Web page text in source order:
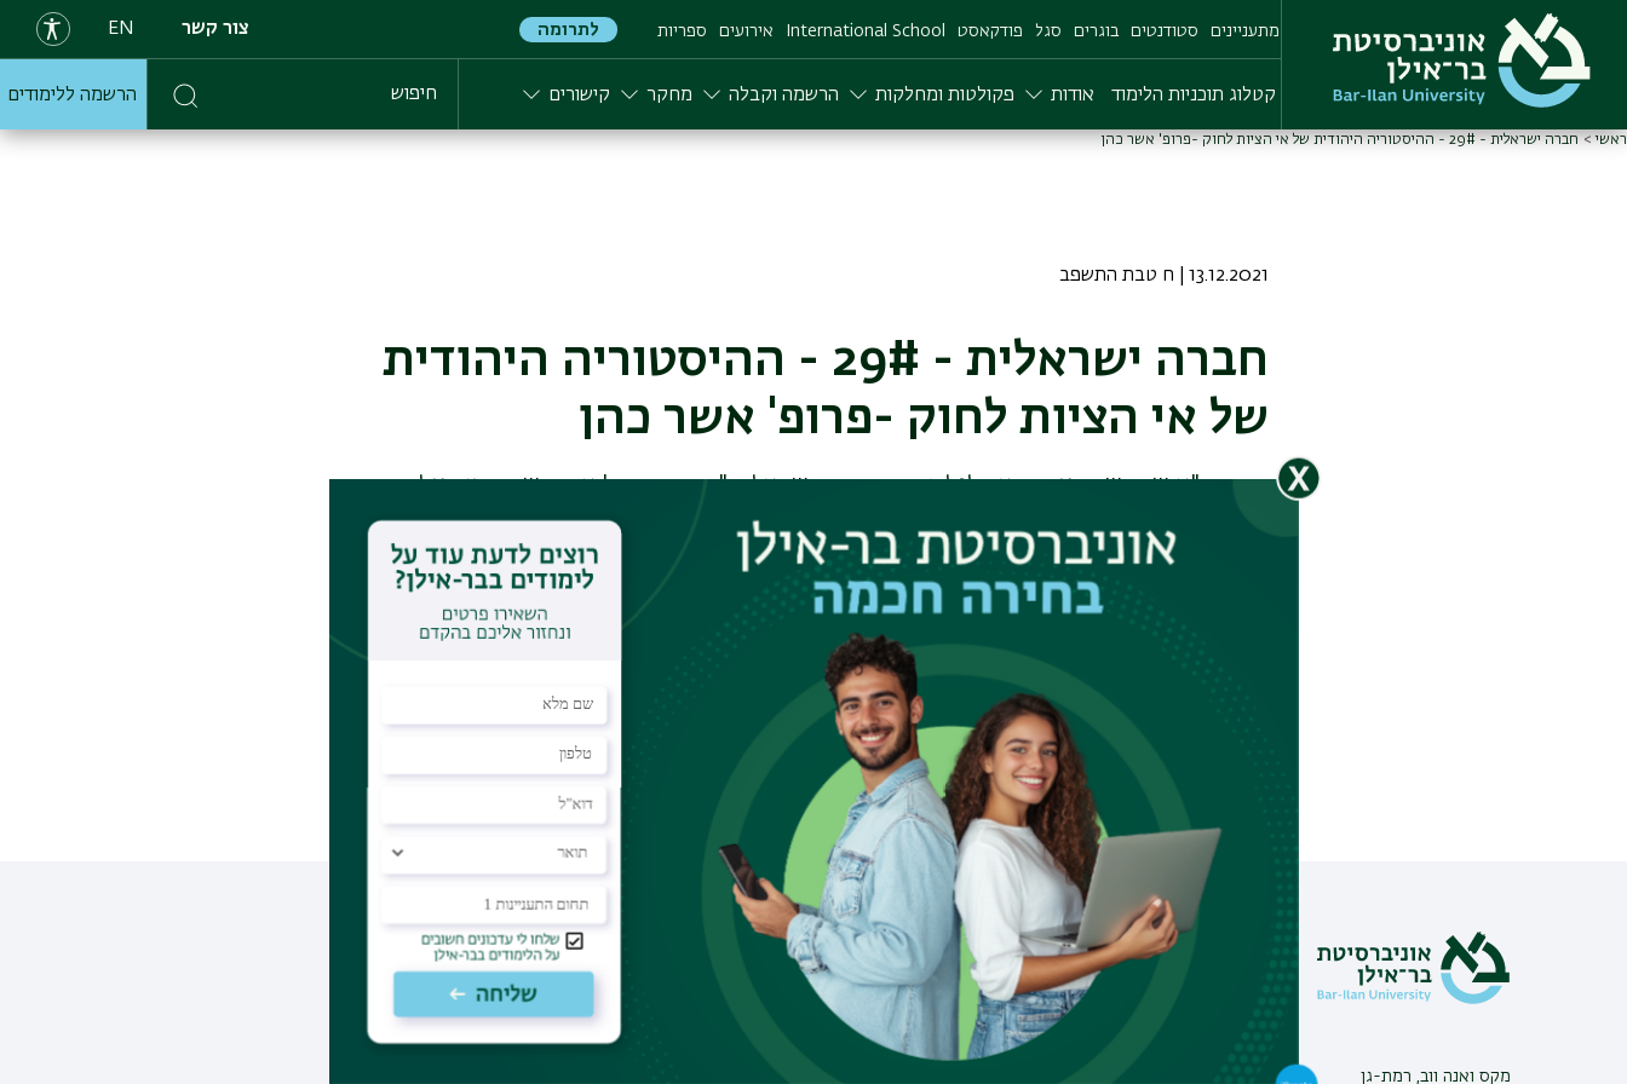
main
content
מתעניינים סטודנטים בוגרים סגל פודקאסט International School אירועים ספריות לתרומה צור קשר EN
קטלוג תוכניות הלימוד אודות פקולטות ומחלקות הרשמה וקבלה מחקר קישורים חיפוש הרשמה ללימודים
ראשי חברה ישראלית - 29# - ההיסטוריה היהודית של אי הציות לחוק -פרופ' אשר כהן
13.12.2021 | ח טבת התשפב
חברה ישראלית - 29# - ההיסטוריה היהודית
של אי הציות לחוק -פרופ' אשר כהן
בספרו "איש הישר בעיניו: אי-לגליזם בחברה הישראלית", דיבר פרופ' אהוד שפרינצק על
התרבות הישראלית שלעיתים מקלה ראש במקרים של אי ציות לחוק. פרופ' אשר כהן מבית
הספר לתקשורת בוחן את היחס לחוק בתרבות הישראלית ומסביר את תופעת אי הציות,
שחוזרת ומופיעה מתקופת המנדט הבריטי ועד הגל השני של הקורונה.
מקס ואנה ווב, רמת-גן
מידע וסיוע
אינ-בר מידע אישי לסטודנט
תחומי לימוד
תואר ראשון
תואר שני
תואר שלישי
תקנות וביקורת
חוק חופש המידע
החוק למניעת הטרדה מינית